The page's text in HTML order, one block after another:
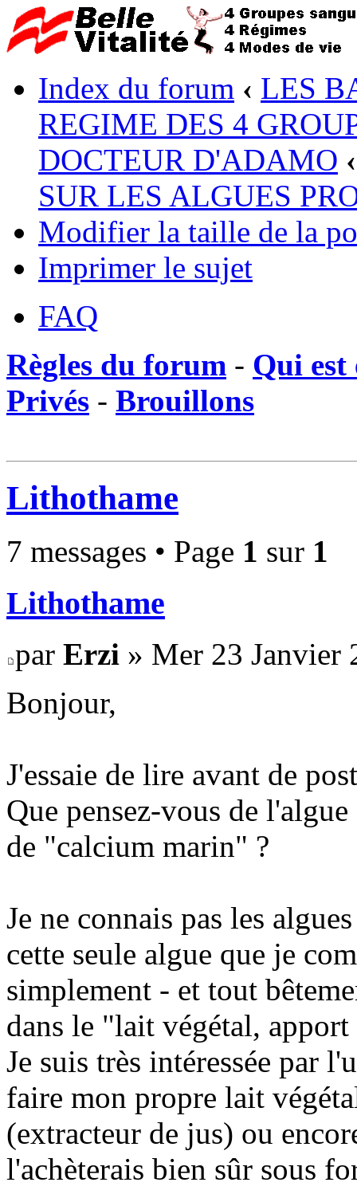
Index du forum ‹ LES
REGIME DES 4
DOCTEUR D'ADAMO ‹
SUR LES ALGUES
Modifier la taille de la
Imprimer le sujet
FAQ
Règles du forum - Qui est
Privés - Brouillons
Lithothame
7 messages • Page 1 sur 1
Lithothame
par Erzi » Mer 23 Janvier
Bonjour,
J'essaie de lire avant de
Que pensez-vous de
de "calcium marin" ?
Je ne connais pas les
cette seule algue que je
simplement - et tout
dans le "lait végétal,
Je suis très intéressée par
faire mon propre lait
(extracteur de jus) ou
l'achèterais bien sûr sous